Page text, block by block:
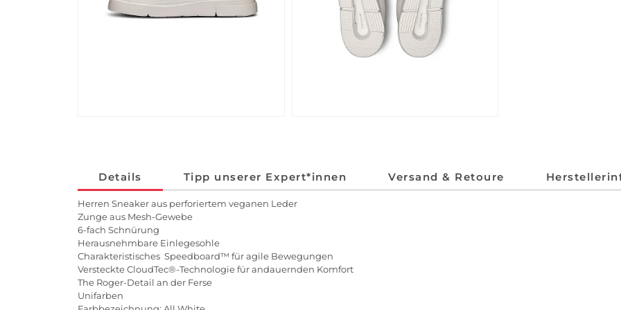
Details Tipp unserer Expert*innen Versand & Retoure
Herren Sneaker aus perforiertem veganen Leder
Zunge aus Mesh-Gewebe
6-fach Schnürung
Herausnehmbare Einlegesohle
Charakteristisches Speedboard™ für agile Bewegungen
Versteckte CloudTec®-Technologie für andauernden Komfort
The Roger-Detail an der Ferse
Unifarben